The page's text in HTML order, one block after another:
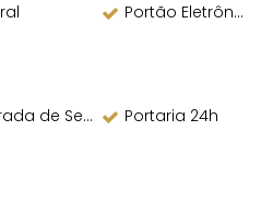
Portão Eletrônico
de Serviço Portaria 24h